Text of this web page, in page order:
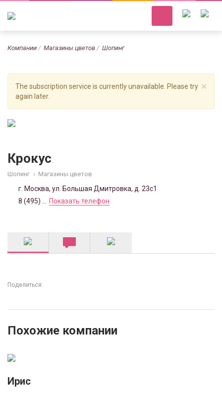
Компании Магазины цветов Шопинг
×
The subscription service is currently unavailable. Please try
again later.
Крокус
Шопинг › Магазины цветов
г. Москва, ул. Большая Дмитровка, д. 23с1
8 (495) ...
Показать телефон
Поделиться:
Похожие компании
Ирис